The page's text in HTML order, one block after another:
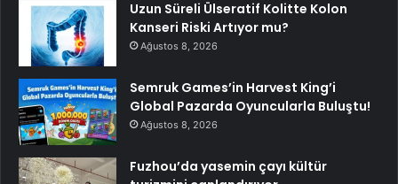
Uzun Süreli Ülseratif Kolitte Kolon
Kanseri Riski Artıyor mu?
Ağustos 8, 2026
Semruk Games’in Harvest King’i
Global Pazarda Oyuncularla Buluştu!
Ağustos 8, 2026
Fuzhou’da yasemin çayı kültür